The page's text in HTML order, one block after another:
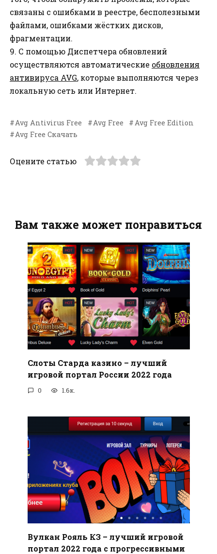
связаны с ошибками в реестре, бесполезными
файлами, ошибками жёстких дисков,
фрагментации.
9. С помощью Диспетчера обновлений
осуществляются автоматические обновления
антивируса AVG, которые выполняются через
локальную сеть или Интернет.
Avg Antivirus Free Avg Free
Avg Free Edition
Avg Free Скачать
Оцените статью
Вам также может понравиться
Слоты Старда казино – лучший
игровой портал России 2022 года
0 1.6к.
Вулкан Рояль КЗ – лучший игровой
портал 2022 года с прогрессивными